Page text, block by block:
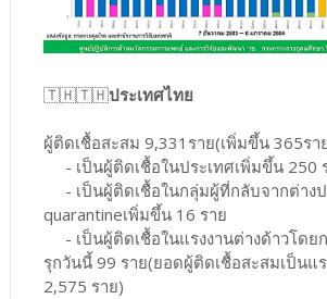
🇹🇭🇹🇭ประเทศไทย
ผู้ติดเชื้อสะสม 9,331ราย(เพิ่มขึ้น 365รา
- เป็นผู้ติดเชื้อในประเทศเพิ่มขึ้น 250
- เป็นผู้ติดเชื้อในกลุ่มผู้ที่กลับจากต่างป
quarantineเพิ่มขึ้น 16 ราย
- เป็นผู้ติดเชื้อในแรงงานต่างด้าวโดย
รุกวันนี้ 99 ราย(ยอดผู้ติดเชื้อสะสมเป็นแ
2,575 ราย)